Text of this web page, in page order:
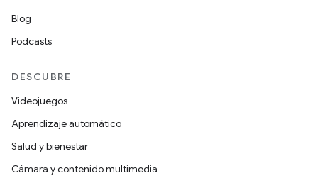
Blog
Podcasts
DESCUBRE
Videojuegos
Aprendizaje automático
Salud y bienestar
Cámara y contenido multimedia